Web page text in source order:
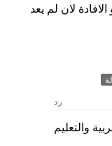
لان لم يعد
رد
والتعليم